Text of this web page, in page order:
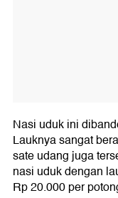
Nasi uduk ini
Lauknya sangat
sate udang juga
nasi uduk dengan
Rp 20.000 per